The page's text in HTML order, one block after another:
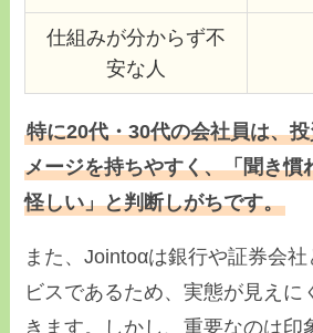
仕組みが分からず不
安な人
特に20代・30代の会社員は、
メージを持ちやすく、「聞き慣
怪しい」と判断しがちです。
また、Jointoαは銀行や証券会
ビスであるため、実態が見えに
きます。しかし、重要なのは印